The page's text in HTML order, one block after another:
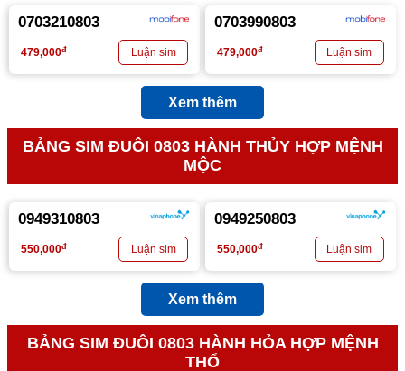
0703210803
479,000đ
0703990803
479,000đ
Xem thêm
BẢNG SIM ĐUÔI 0803 HÀNH THỦY HỢP MỆNH
MỘC
0949310803
550,000đ
0949250803
550,000đ
Xem thêm
BẢNG SIM ĐUÔI 0803 HÀNH HỎA HỢP MỆNH
THỔ